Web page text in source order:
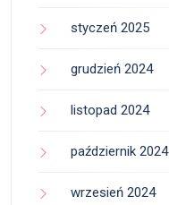
styczeń 2025
grudzień 2024
listopad 2024
październik 2024
wrzesień 2024